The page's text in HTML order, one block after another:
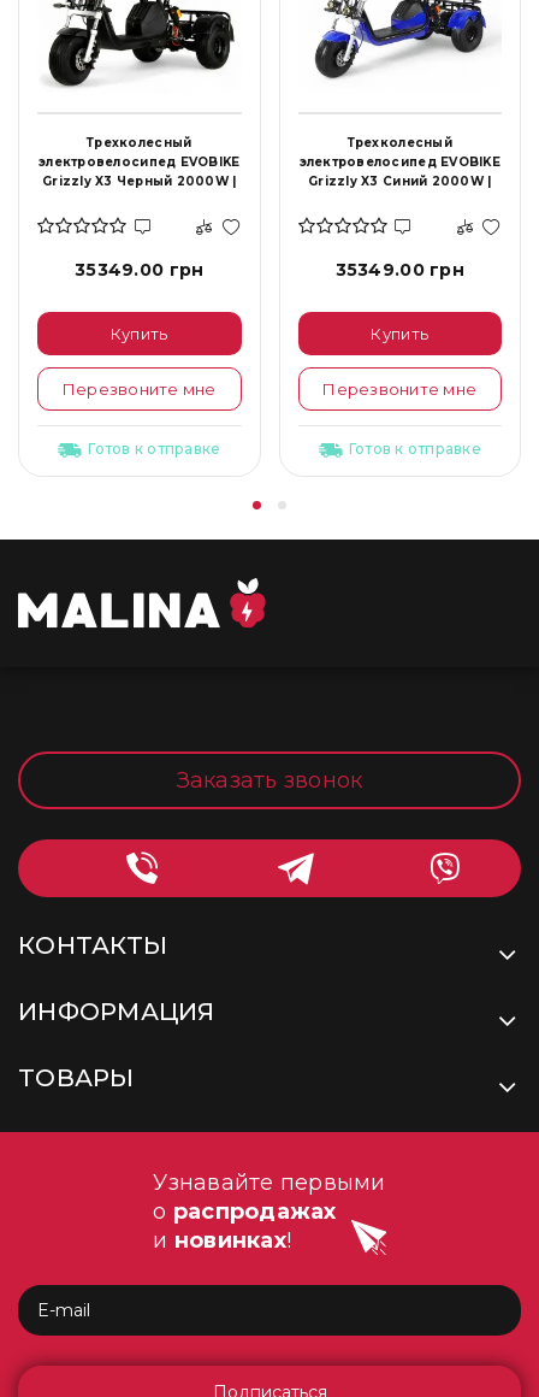
Трехколесный
электровелосипед EVOBIKE
Grizzly X3 Черный 2000W |
багажником
35349.00 грн
Купить
Перезвоните мне
Готов к отправке
Трехколесный
электровелосипед EVOBIKE
Grizzly X3 Синий 2000W |
багажником
35349.00 грн
Купить
Перезвоните мне
Готов к отправке
Заказать звонок
КОНТАКТЫ
ИНФОРМАЦИЯ
ТОВАРЫ
Узнавайте первыми
о распродажах
и новинках!
Подписаться